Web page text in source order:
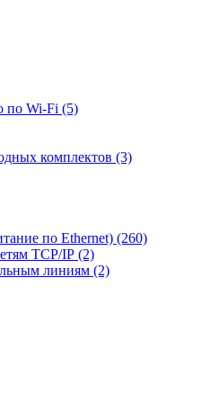
по Wi-Fi (5)
комплектов (3)
по Ethernet) (260)
TCP/IP (2)
линиям (2)